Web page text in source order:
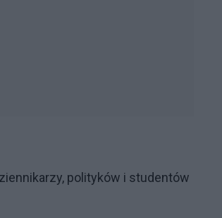
polityków i studentów